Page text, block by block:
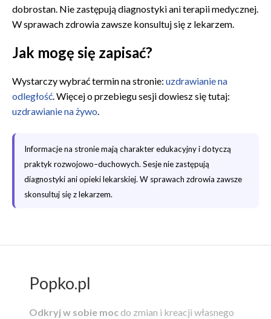
dobrostan. Nie zastępują diagnostyki ani terapii medycznej.
W sprawach zdrowia zawsze konsultuj się z lekarzem.
Jak mogę się zapisać?
Wystarczy wybrać termin na stronie: uzdrawianie na
odległość. Więcej o przebiegu sesji dowiesz się tutaj:
uzdrawianie na żywo.
Informacje na stronie mają charakter edukacyjny i dotyczą
praktyk rozwojowo–duchowych. Sesje nie zastępują
diagnostyki ani opieki lekarskiej. W sprawach zdrowia zawsze
skonsultuj się z lekarzem.
Popko.pl
Odkryj w sobie moc do zmian i kreacji własnego